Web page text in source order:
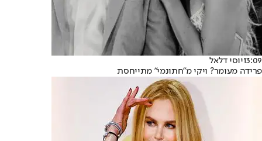
13:09יוסי דלאל
פרידה מעומר? ויקי מ"חתונמי" מתייחסת